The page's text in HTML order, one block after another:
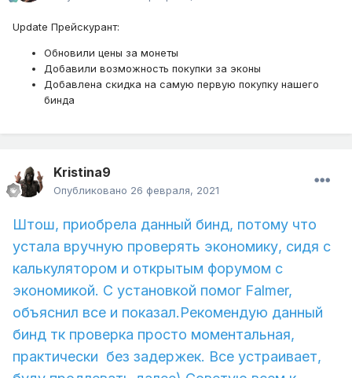
Update Прейскурант:
Обновили цены за монеты
Добавили возможность покупки за эконы
Добавлена скидка на самую первую покупку нашего
бинда
Kristina9
Опубликовано 26 февраля, 2021
Штош, приобрела данный бинд, потому что
устала вручную проверять экономику, сидя с
калькулятором и открытым форумом с
экономикой. С установкой помог Falmer,
объяснил все и показал.Рекомендую данный
бинд тк проверка просто моментальная,
практически без задержек. Все устраивает,